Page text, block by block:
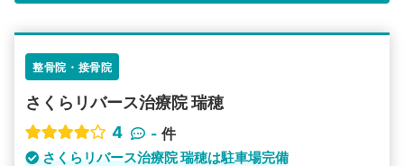
詳細条件で絞り込む
その他の検索方法
整骨院・接骨院
さくらリバース治療院 瑞穂
4
- 件
さくらリバース治療院 瑞穂は駐車場完備